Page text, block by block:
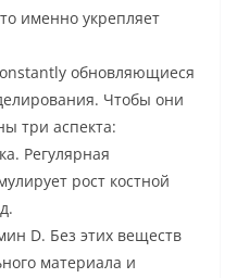
именно укрепляет
обновляющиеся
Чтобы они
три аспекта:
Регулярная
рост костной
D. Без этих веществ
материала и